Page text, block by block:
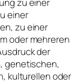
einer
zu einer
oder mehreren
der
genetischen,
kulturellen oder